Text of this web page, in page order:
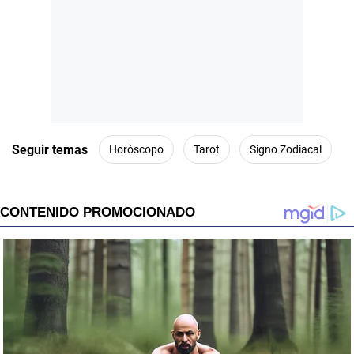
Seguir temas Horóscopo Tarot Signo Zodiacal